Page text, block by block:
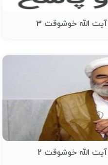
الله خوشوقت 3
الله خوشوقت 2